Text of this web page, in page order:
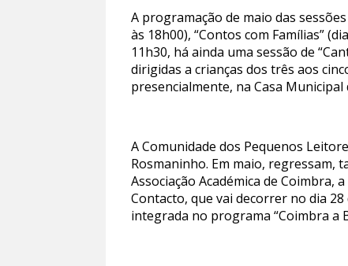
A programação de maio das
às 18h00), “Contos com Famílias”
11h30, há ainda uma sessão de
dirigidas a crianças dos três aos
presencialmente, na Casa
A Comunidade dos Pequenos
Rosmaninho. Em maio, regressam,
Associação Académica de Coimbra,
Contacto, que vai decorrer no dia
integrada no programa “Coimbra a